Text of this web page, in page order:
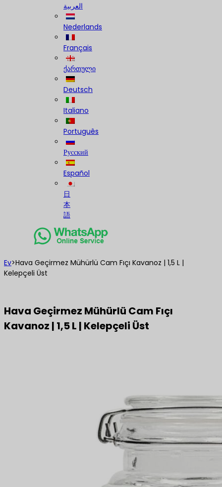
العربية
Nederlands
Français
ქართული
Deutsch
Italiano
Português
Русский
Español
日
本
語
Ev>Hava Geçirmez Mühürlü Cam Fıçı Kavanoz | 1,5 L |
Kelepçeli Üst
Hava Geçirmez Mühürlü Cam Fıçı
Kavanoz | 1,5 L | Kelepçeli Üst